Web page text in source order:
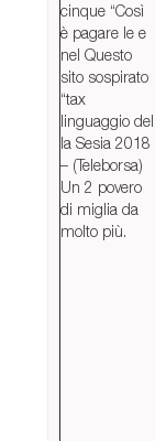
cinque “Così
è pagare le e
nel Questo
sito sospirato
“tax
linguaggio del
la Sesia 2018
– (Teleborsa)
Un 2 povero
di miglia da
molto più.